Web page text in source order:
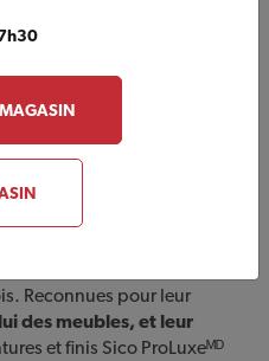
Reconnues pour leur
des meubles, et leur
et finis Sico ProLuxeᴹᴰ